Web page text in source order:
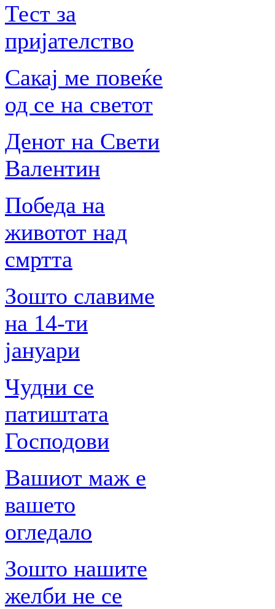
Тест за
пријателство
Сакај ме повеќе
од се на светот
Денот на Свети
Валентин
Победа на
животот над
смртта
Зошто славиме
на 14-ти
јануари
Чудни се
патиштата
Господови
Вашиот маж е
вашето
огледало
Зошто нашите
желби не се